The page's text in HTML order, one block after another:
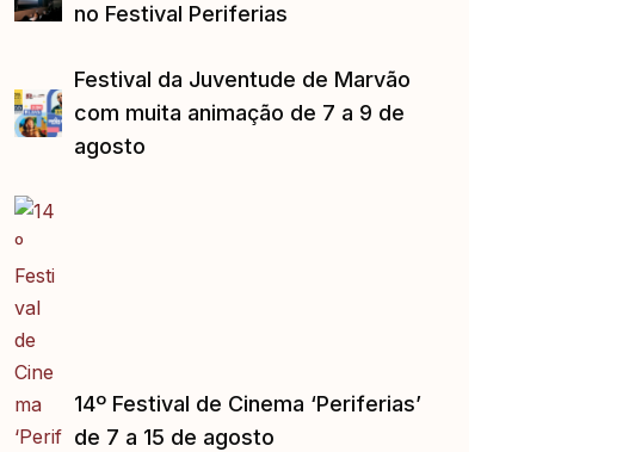
no Festival Periferias
Festival da Juventude de Marvão
com muita animação de 7 a 9 de
agosto
14º Festival de Cinema ‘Periferias’
de 7 a 15 de agosto